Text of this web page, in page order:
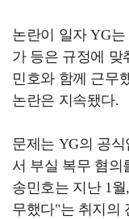
논란이 일자 YG
가 등은 규정에 맞
민호와 함께 근무
논란은 지속됐다.
문제는 YG의 공
서 부실 복무 혐의
송민호는 지난 1
무했다"는 취지의